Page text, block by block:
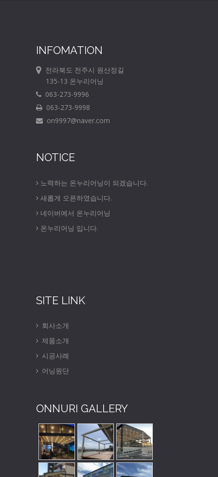
INFOMATION
전라북도 전주시 원산정길
135-13 온누리어닝
063-273-9996
063-273-9998
on9997@naver.com
NOTICE
노력하는 온누리어닝이 되겠습니다.
새롭게 오픈하였습니다.
네이버에서 온누리어닝
온누리어닝 입니다.
SITE LINK
회사소개
제품소개
시공사례
어닝원단
ONNURI GALLERY